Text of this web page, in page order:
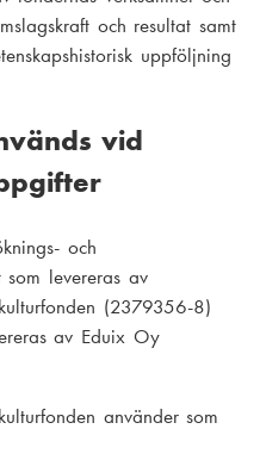
och resultat samt
uppföljning
vid
och
som levereras av
(2379356-8)
av Eduix Oy
använder som